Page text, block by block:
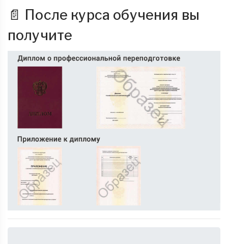
📄 После курса обучения вы
получите